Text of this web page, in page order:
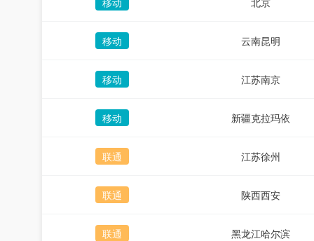
移动 云南昆明
移动 江苏南京
移动 新疆克拉玛依
联通 江苏徐州
联通 陕西西安
联通 黑龙江哈尔滨